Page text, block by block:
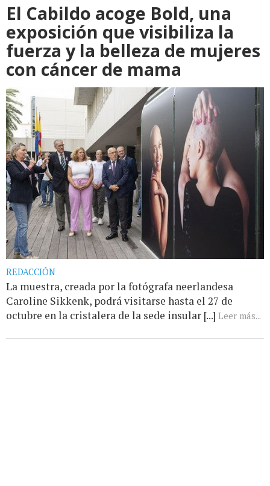
El Cabildo acoge Bold, una
exposición que visibiliza la
fuerza y la belleza de mujeres
con cáncer de mama
REDACCIÓN
La muestra, creada por la fotógrafa neerlandesa
Caroline Sikkenk, podrá visitarse hasta el 27 de
octubre en la cristalera de la sede insular [...] Leer más...